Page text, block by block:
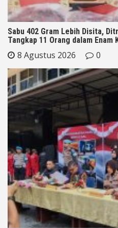
Sabu 402 Gram Lebih Disita,
Tangkap 11 Orang dalam Enam
8 Agustus 2026 0